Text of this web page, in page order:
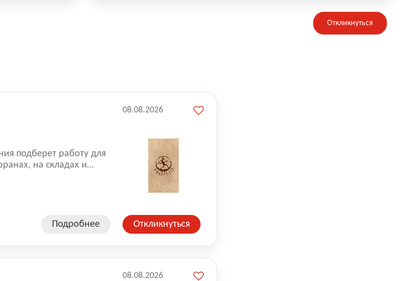
Откликнуться
подберет работу для
на складах и
адаптацию. -
руководства.Подробнее
08.08.2026
Откликнуться
08.08.2026